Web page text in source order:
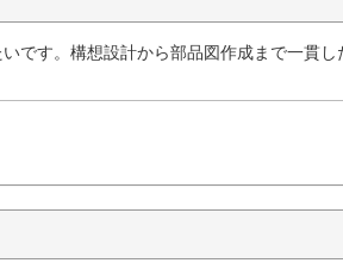
です。構想設計から部品図作成まで一貫し